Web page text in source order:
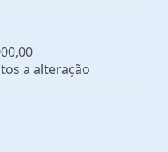
a alteração